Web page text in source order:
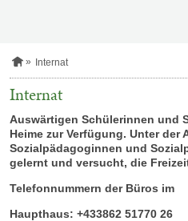
S
a
r
s
e
i
t
Internat
Internat
Auswärtigen Schülerinnen und
Heime zur Verfügung. Unter
Sozialpädagoginnen und
gelernt und versucht, die
Telefonnummern der Büros im
Haupthaus: +433862 51770 26